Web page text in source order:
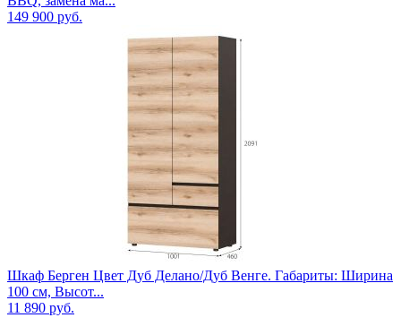
149 900 руб.
Шкаф Берген Цвет Дуб Делано/Дуб Венге. Габариты: Ширина
100 см, Высот...
11 890 руб.